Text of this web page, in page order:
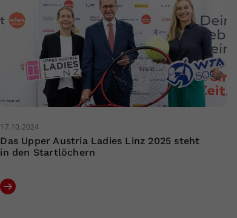
17.10.2024
Das Upper Austria Ladies Linz 2025 steht
in den Startlöchern